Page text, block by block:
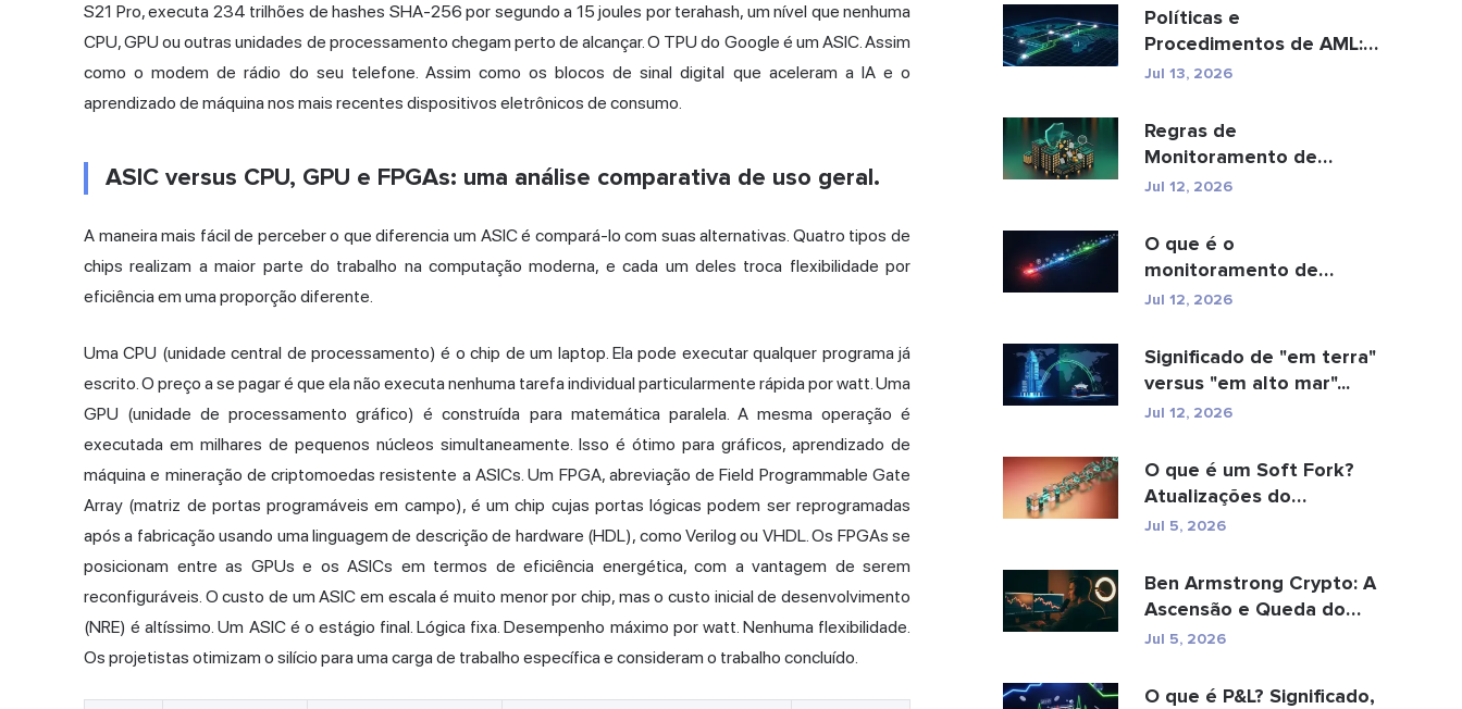
S21 Pro, executa 234 trilhões de hashes SHA-256 por segundo a 15 joules por terahash, um nível que nenhuma
CPU, GPU ou outras unidades de processamento chegam perto de alcançar. O TPU do Google é um ASIC. Assim
como o modem de rádio do seu telefone. Assim como os blocos de sinal digital que aceleram a IA e o
aprendizado de máquina nos mais recentes dispositivos eletrônicos de consumo.
ASIC versus CPU, GPU e FPGAs: uma análise comparativa de uso geral.
A maneira mais fácil de perceber o que diferencia um ASIC é compará-lo com suas alternativas. Quatro tipos de
chips realizam a maior parte do trabalho na computação moderna, e cada um deles troca flexibilidade por
eficiência em uma proporção diferente.
Uma CPU (unidade central de processamento) é o chip de um laptop. Ela pode executar qualquer programa já
escrito. O preço a se pagar é que ela não executa nenhuma tarefa individual particularmente rápida por watt. Uma
GPU (unidade de processamento gráfico) é construída para matemática paralela. A mesma operação é
executada em milhares de pequenos núcleos simultaneamente. Isso é ótimo para gráficos, aprendizado de
máquina e mineração de criptomoedas resistente a ASICs. Um FPGA, abreviação de Field Programmable Gate
Array (matriz de portas programáveis em campo), é um chip cujas portas lógicas podem ser reprogramadas
após a fabricação usando uma linguagem de descrição de hardware (HDL), como Verilog ou VHDL. Os FPGAs se
posicionam entre as GPUs e os ASICs em termos de eficiência energética, com a vantagem de serem
reconfiguráveis. O custo de um ASIC em escala é muito menor por chip, mas o custo inicial de desenvolvimento
(NRE) é altíssimo. Um ASIC é o estágio final. Lógica fixa. Desempenho máximo por watt. Nenhuma flexibilidade.
Os projetistas otimizam o silício para uma carga de trabalho específica e consideram o trabalho concluído.
Políticas e
Procedimentos de AML:
Um Guia Completo de
Jul 13, 2026
Regras de
Monitoramento de
Transações AML: Como
Jul 12, 2026
O que é o
monitoramento de
transações AML e como
Jul 12, 2026
Significado de "em terra"
versus "em alto mar"...
Jul 12, 2026
O que é um Soft Fork?
Atualizações do
Blockchain explicadas
Jul 5, 2026
Ben Armstrong Crypto: A
Ascensão e Queda do
BitBoy
Jul 5, 2026
O que é P&L? Significado,